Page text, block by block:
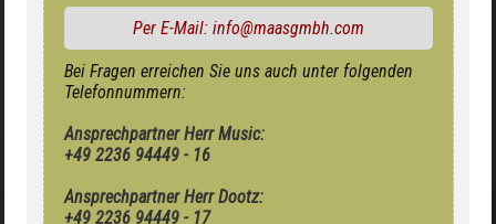
Per E-Mail: info@maasgmbh.com
Bei Fragen erreichen Sie uns auch unter folgenden
Telefonnummern:
Ansprechpartner Herr Music:
+49 2236 94449 - 16
Ansprechpartner Herr Dootz:
+49 2236 94449 - 17